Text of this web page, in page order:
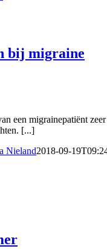
bij migraine
een migrainepatiënt
[...]
Nieland2018-09-